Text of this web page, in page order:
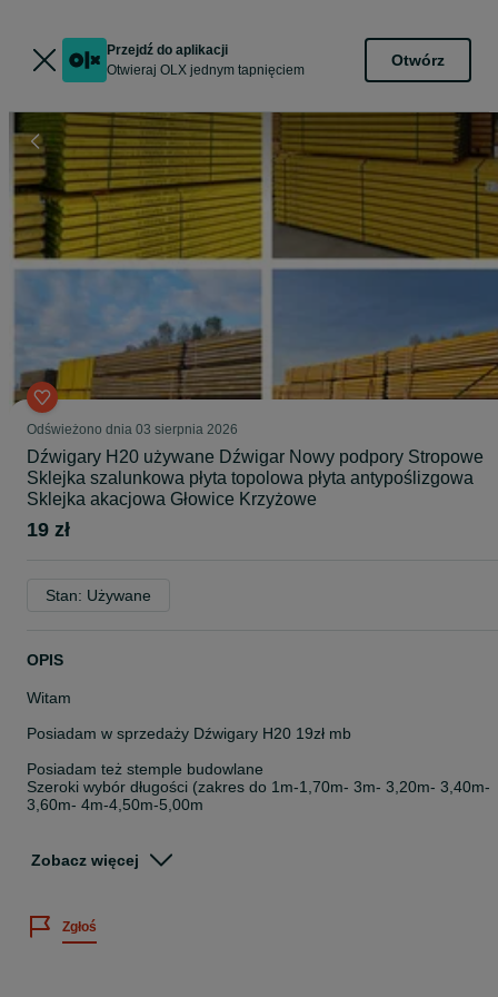
Przejdź do aplikacji
Otwieraj OLX jednym tapnięciem
Otwórz
Odświeżono dnia 03 sierpnia 2026
Dźwigary H20 używane Dźwigar Nowy podpory Stropowe
Sklejka szalunkowa płyta topolowa płyta antypoślizgowa
Sklejka akacjowa Głowice Krzyżowe
19 zł
Stan: Używane
OPIS
Witam
Posiadam w sprzedaży Dźwigary H20 19zł mb
Posiadam też stemple budowlane
Szeroki wybór długości (zakres do 1m-1,70m- 3m- 3,20m- 3,40m-
3,60m- 4m-4,50m-5,00m
- Stemple budowlane
Zobacz więcej
Zgłoś